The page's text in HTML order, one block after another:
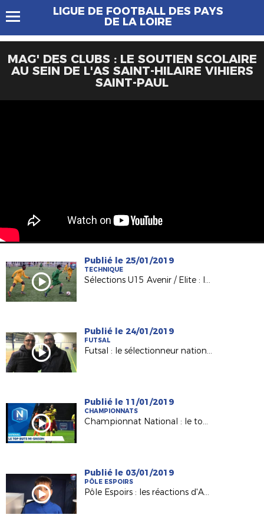
LIGUE DE FOOTBALL DES PAYS
DE LA LOIRE
MAG' DES CLUBS : LE SOUTIEN SCOLAIRE
AU SEIN DE L'AS SAINT-HILAIRE VIHIERS
SAINT-PAUL
Publié le 25/01/2019
TECHNIQUE
Sélections U15 Avenir / Elite : les explications de F. BODINEAU
Publié le 24/01/2019
FUTSAL
Futsal : le sélectionneur national Pierre Jacky était à Nantes !
Publié le 11/01/2019
CHAMPIONNATS
Championnat National : le top buts mi-saison
Publié le 03/01/2019
PÔLE ESPOIRS
Pôle Espoirs : les réactions d'Antonin et Titouan après Guingamp